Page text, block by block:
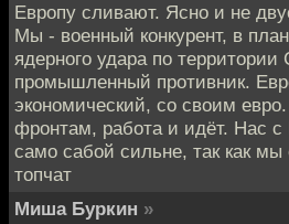
Европу сливают. Ясно и не
Мы - военный конкурент, в
ядерного удара по
промышленный противник.
экономический, со своим
фронтам, работа и идёт. Нас с
само сабой сильне, так как
топчат
Миша Буркин »